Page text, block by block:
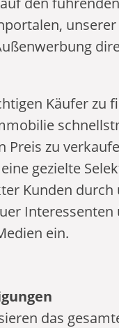
Käufer zu
Preis zu
gezielte
Kunden durch
Interessenten
ein.
das